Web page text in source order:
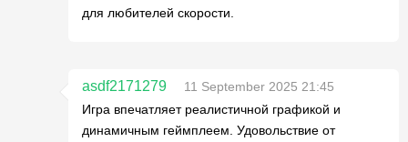
для любителей скорости.
asdf2171279
11 September 2025 21:45
Игра впечатляет реалистичной графикой и
динамичным геймплеем. Удовольствие от